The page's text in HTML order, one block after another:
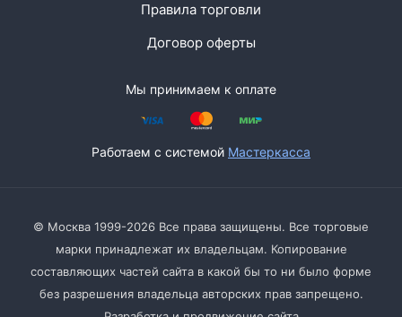
Правила торговли
Договор оферты
Мы принимаем к оплате
Работаем с системой Мастеркасса
© Москва 1999-2026 Все права защищены. Все торговые
марки принадлежат их владельцам. Копирование
составляющих частей сайта в какой бы то ни было форме
без разрешения владельца авторских прав запрещено.